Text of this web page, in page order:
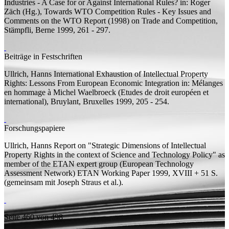
Industries - A Case for or Against International Rules? in: Roger
Zäch (Hg.), Towards WTO Competition Rules - Key Issues and
Comments on the WTO Report (1998) on Trade and Competition,
Stämpfli, Berne 1999, 261 - 297.
Beiträge in Festschriften
Ullrich, Hanns International Exhaustion of Intellectual Property
Rights: Lessons From European Economic Integration in: Mélanges
en hommage à Michel Waelbroeck (Etudes de droit européen et
international), Bruylant, Bruxelles 1999, 205 - 254.
Forschungspapiere
Ullrich, Hanns Report on "Strategic Dimensions of Intellectual
Property Rights in the context of Science and Technology Policy" as
member of the ETAN expert group (European Technology
Assessment Network) ETAN Working Paper 1999, XVIII + 51 S.
(gemeinsam mit Joseph Straus et al.).
Seite 460 von 498